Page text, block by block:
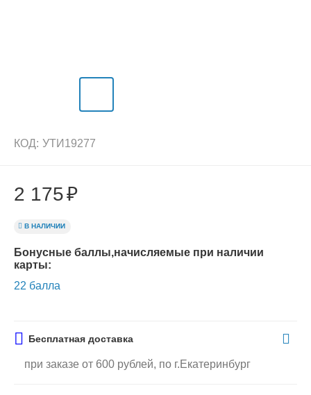
КОД: УТИ19277
2 175₽
В НАЛИЧИИ
Бонусные баллы,начисляемые при наличии
карты:
22 балла
Бесплатная доставка
при заказе от 600 рублей, по г.Екатеринбург